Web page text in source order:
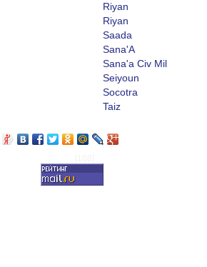
Riyan
Riyan
Saada
Sana'A
Sana'a Civ Mil
Seiyoun
Socotra
Taiz